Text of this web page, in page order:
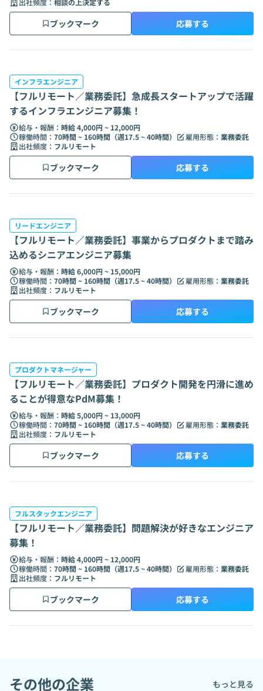
出社頻度： 相談の上決定する
応募する
ブックマーク
インフラエンジニア
【フルリモート／業務委託】急成長スタートアップで活躍
するインフラエンジニア募集！
給与・報酬： 時給 4,000円 ~ 12,000円
稼働時間： 70時間 ~ 160時間（週17.5 ~ 40時間） 雇用形態： 業務委託
出社頻度： フルリモート
応募する
ブックマーク
リードエンジニア
【フルリモート／業務委託】事業からプロダクトまで踏み
込めるシニアエンジニア募集
給与・報酬： 時給 6,000円 ~ 15,000円
稼働時間： 70時間 ~ 160時間（週17.5 ~ 40時間） 雇用形態： 業務委託
出社頻度： フルリモート
応募する
ブックマーク
プロダクトマネージャー
【フルリモート／業務委託】プロダクト開発を円滑に進め
ることが得意なPdM募集！
給与・報酬： 時給 5,000円 ~ 13,000円
稼働時間： 70時間 ~ 160時間（週17.5 ~ 40時間） 雇用形態： 業務委託
出社頻度： フルリモート
応募する
ブックマーク
フルスタックエンジニア
【フルリモート／業務委託】問題解決が好きなエンジニア
募集！
給与・報酬： 時給 4,000円 ~ 12,000円
稼働時間： 70時間 ~ 160時間（週17.5 ~ 40時間） 雇用形態： 業務委託
出社頻度： フルリモート
応募する
ブックマーク
その他の企業 もっと見る